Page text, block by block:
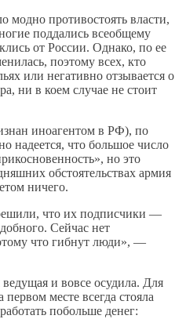
модно противостоять власти,
поддались всеобщему
от России. Однако, по ее
поэтому всех, кто
или негативно отзывается о
ни в коем случае не стоит
иноагентом в РФ), по
надеется, что большое число
но это
обстоятельствах армия
ничего.
что их подписчики —
Сейчас нет
что гибнут люди», —
и вовсе осудила. Для
месте всегда стояла
побольше денег: